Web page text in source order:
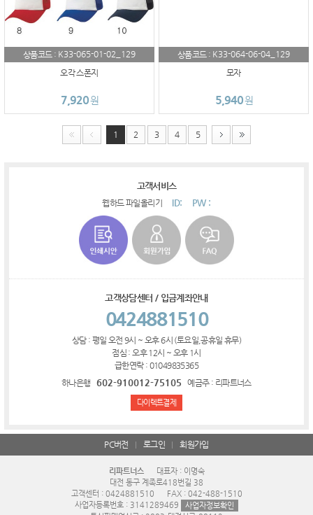
상품코드 : K33-065-01-02_129
오각 스폰지
7,920원
상품코드 : K33-064-06-04_129
모자
5,940원
1 2 3 4 5
고객서비스
웹하드 파일올리기 ID: PW :
고객상담센터 / 입금계좌안내
0424881510
상담 : 평일 오전 9시 ~ 오후 6시 (토요일,공휴일 휴무)
점심 : 오후 12시 ~ 오후 1시
급한연락 : 01049835365
하나은행
602-910012-75105 예금주 : 리파트너스
다이렉트결제
PC버전 로그인 회원가입
리파트너스
대표자 : 이명숙
대전 동구 계족로418번길 38
고객센터 : 0424881510
FAX : 042-488-1510
사업자등록번호 : 3141289469
사업자정보확인